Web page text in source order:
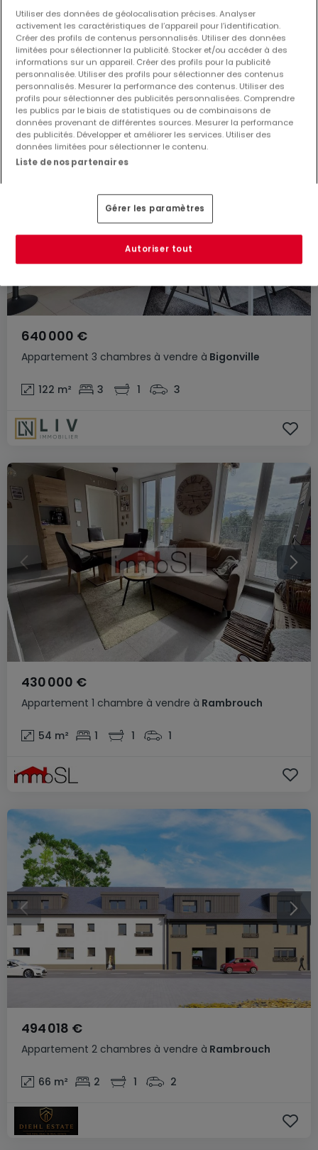
60 m² 1 1 1
Appartement 3 chambres à vendre à Bigonville
640 000 €
122 m² 3 1 3
Appartement 1 chambre à vendre à Rambrouch
430 000 €
54 m² 1 1 1
Appartement 2 chambres à vendre à Rambrouch
494 018 €
66 m² 2 1 2
Utiliser des données de géolocalisation précises. Analyser
activement les caractéristiques de l’appareil pour l’identification.
Créer des profils de contenus personnalisés. Utiliser des données
limitées pour sélectionner la publicité. Stocker et/ou accéder à des
informations sur un appareil. Créer des profils pour la publicité
personnalisée. Utiliser des profils pour sélectionner des contenus
personnalisés. Mesurer la performance des contenus. Utiliser des
profils pour sélectionner des publicités personnalisées. Comprendre
les publics par le biais de statistiques ou de combinaisons de
données provenant de différentes sources. Mesurer la performance
des publicités. Développer et améliorer les services. Utiliser des
données limitées pour sélectionner le contenu.
Liste de nos partenaires
Gérer les paramètres
Autoriser tout